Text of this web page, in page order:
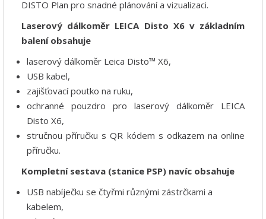
DISTO Plan pro snadné plánování a vizualizaci.
Laserový dálkoměr LEICA Disto X6 v základním
balení obsahuje
laserový dálkoměr Leica Disto™ X6,
USB kabel,
zajišťovací poutko na ruku,
ochranné pouzdro pro laserový dálkoměr LEICA
Disto X6,
stručnou příručku s QR kódem s odkazem na online
příručku.
Kompletní sestava (stanice PSP) navíc obsahuje
USB nabíječku se čtyřmi různými zástrčkami a
kabelem,